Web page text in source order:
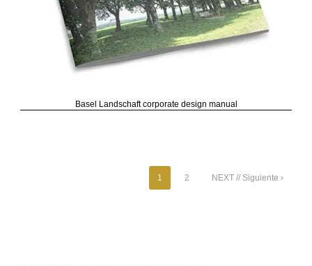
Basel Landschaft corporate design manual
1 2 NEXT // Siguiente ›